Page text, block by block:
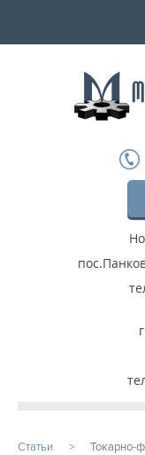
Политика
Фрезеровка деталей
Термообработка
Статьи Токарно-